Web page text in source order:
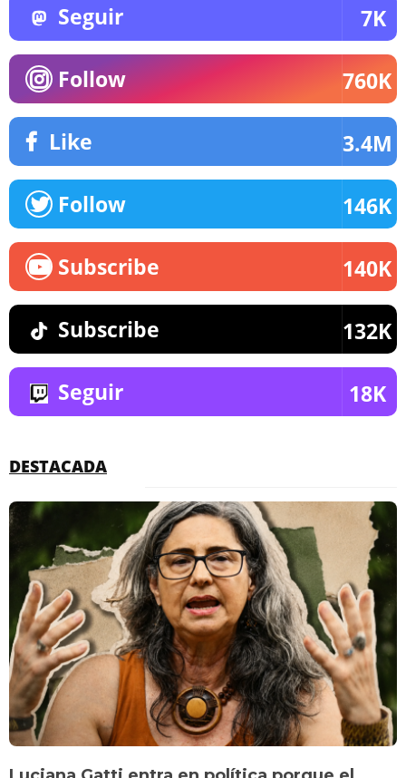
Seguir 7K
Follow 760K
Like 3.4M
Follow 146K
Subscribe 140K
Subscribe 132K
Seguir 18K
DESTACADA